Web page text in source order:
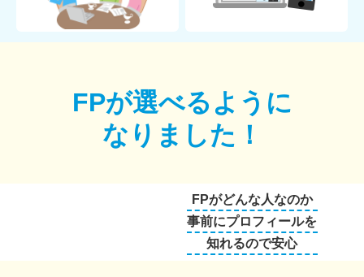
FPが選べるように
なりました！
FPがどんな人なのか
事前にプロフィールを
知れるので安心